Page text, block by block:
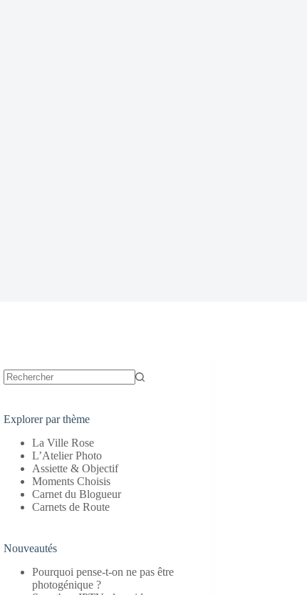
Explorer par thème
La Ville Rose
L’Atelier Photo
Assiette & Objectif
Moments Choisis
Carnet du Blogueur
Carnets de Route
Nouveautés
Pourquoi pense-t-on ne pas être
photogénique ?